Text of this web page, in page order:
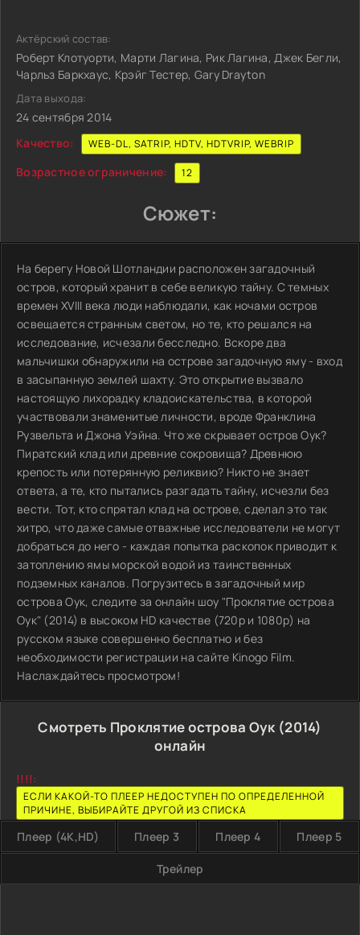
Актёрский состав:
Роберт Клотуорти, Марти Лагина, Рик Лагина, Джек Бегли,
Чарльз Баркхаус, Крэйг Тестер, Gary Drayton
Дата выхода:
24 сентября 2014
Качество:
WEB-DL, SATRIP, HDTV, HDTVRIP, WEBRIP
Возрастное ограничение: 12
Сюжет:
На берегу Новой Шотландии расположен загадочный
остров, который хранит в себе великую тайну. С темных
времен XVIII века люди наблюдали, как ночами остров
освещается странным светом, но те, кто решался на
исследование, исчезали бесследно. Вскоре два
мальчишки обнаружили на острове загадочную яму - вход
в засыпанную землей шахту. Это открытие вызвало
настоящую лихорадку кладоискательства, в которой
участвовали знаменитые личности, вроде Франклина
Рузвельта и Джона Уэйна. Что же скрывает остров Оук?
Пиратский клад или древние сокровища? Древнюю
крепость или потерянную реликвию? Никто не знает
ответа, а те, кто пытались разгадать тайну, исчезли без
вести. Тот, кто спрятал клад на острове, сделал это так
хитро, что даже самые отважные исследователи не могут
добраться до него - каждая попытка раскопок приводит к
затоплению ямы морской водой из таинственных
подземных каналов. Погрузитесь в загадочный мир
острова Оук, следите за онлайн шоу "Проклятие острова
Оук" (2014) в высоком HD качестве (720p и 1080p) на
русском языке совершенно бесплатно и без
необходимости регистрации на сайте Kinogo Film.
Наслаждайтесь просмотром!
Смотреть Проклятие острова Оук (2014)
онлайн
!!!!:
ЕСЛИ КАКОЙ-ТО ПЛЕЕР НЕДОСТУПЕН ПО ОПРЕДЕЛЕННОЙ
ПРИЧИНЕ, ВЫБИРАЙТЕ ДРУГОЙ ИЗ СПИСКА
Плеер (4K,HD) Плеер 3 Плеер 4 Плеер 5
Трейлер